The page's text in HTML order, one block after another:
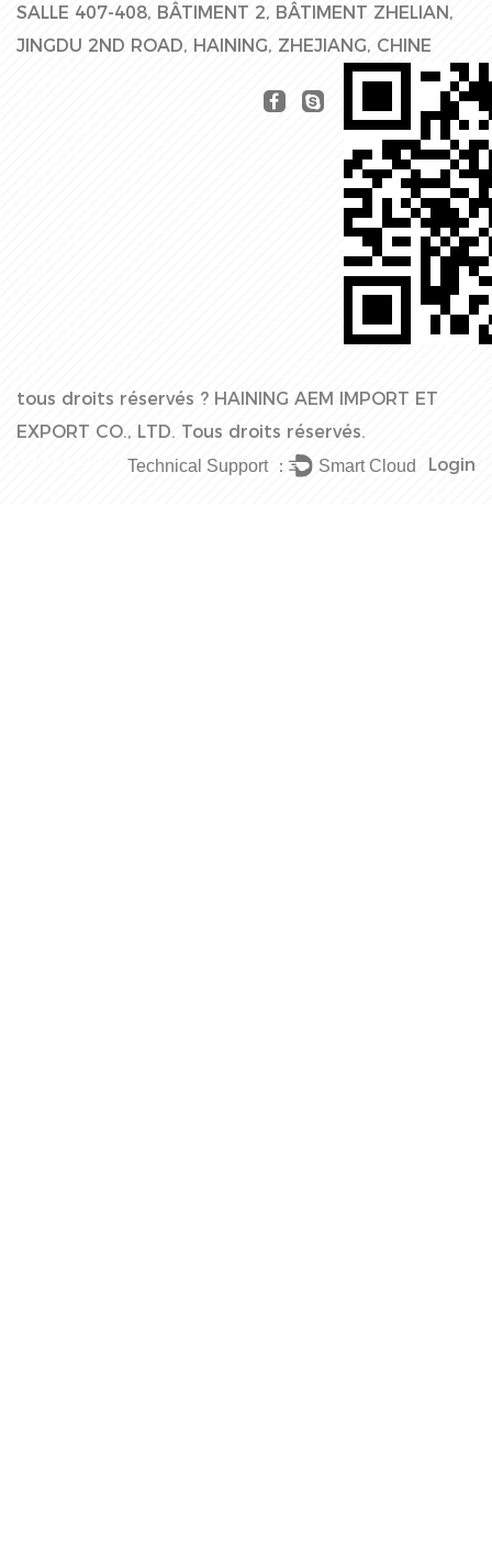
SALLE 407-408, BÂTIMENT 2, BÂTIMENT ZHELIAN,
JINGDU 2ND ROAD, HAINING, ZHEJIANG, CHINE
tous droits réservés ? HAINING AEM IMPORT ET
EXPORT CO., LTD. Tous droits réservés.
Login
Technical Support ： Smart Cloud